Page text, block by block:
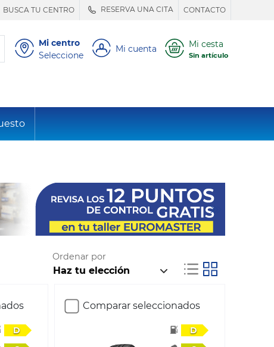
BUSCA TU CENTRO RESERVA UNA CITA CONTACTO
Mi centro
Seleccione
Mi cuenta Mi cesta
Sin artículo
Ordenar por
D
Comparar seleccionados
D